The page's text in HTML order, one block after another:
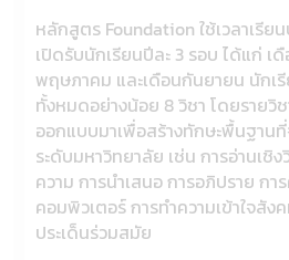
หลักสูตร Foundation ใช้เวลาเรีย
เปิดรับนักเรียนปีละ 3 รอบ ได้แก่ เ
พฤษภาคม และเดือนกันยายน นักเรี
ทั้งหมดอย่างน้อย 8 วิชา โดยรายวิ
ออกแบบมาเพื่อสร้างทักษะพื้นฐานที่
ระดับมหาวิทยาลัย เช่น การอ่านเชิง
ความ การนำเสนอ การอภิปราย กา
คอมพิวเตอร์ การทำความเข้าใจสัง
ประเด็นร่วมสมัย